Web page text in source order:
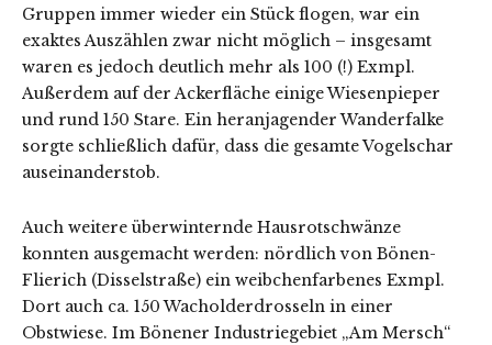
Gruppen immer wieder ein Stück flogen, war ein
exaktes Auszählen zwar nicht möglich – insgesamt
waren es jedoch deutlich mehr als 100 (!) Exmpl.
Außerdem auf der Ackerfläche einige Wiesenpieper
und rund 150 Stare. Ein heranjagender Wanderfalke
sorgte schließlich dafür, dass die gesamte Vogelschar
auseinanderstob.
Auch weitere überwinternde Hausrotschwänze
konnten ausgemacht werden: nördlich von Bönen-
Flierich (Disselstraße) ein weibchenfarbenes Exmpl.
Dort auch ca. 150 Wacholderdrosseln in einer
Obstwiese. Im Bönener Industriegebiet „Am Mersch“